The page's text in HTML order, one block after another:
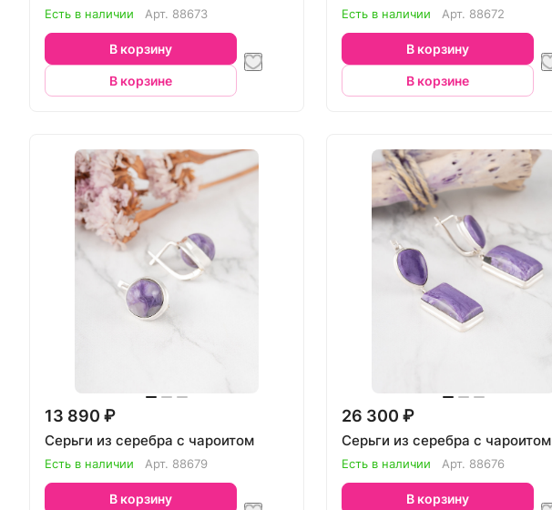
Есть в наличии Арт. 88673
В корзину
В корзине
Есть в наличии Арт. 88672
В корзину
В корзине
13 890 ₽
Серьги из серебра с чароитом
Есть в наличии Арт. 88679
В корзину
26 300 ₽
Серьги из серебра с чароитом
Есть в наличии Арт. 88676
В корзину